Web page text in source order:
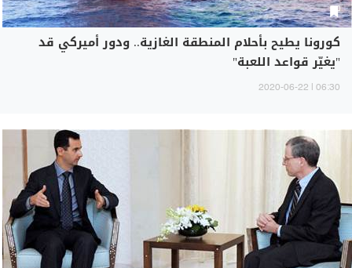
كورونا يطيح بأحلام المنطقة الغازية.. ودور أميركي قد
"يغيّر قواعد اللعبة"
06:30 | 2020-06-22